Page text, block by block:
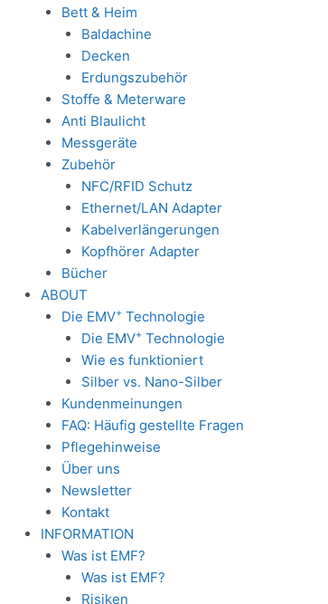
Bett & Heim
Baldachine
Decken
Erdungszubehör
Stoffe & Meterware
Anti Blaulicht
Messgeräte
Zubehör
NFC/RFID Schutz
Ethernet/LAN Adapter
Kabelverlängerungen
Kopfhörer Adapter
Bücher
ABOUT
Die EMV+Technologie
Die EMV+ Technologie
Wie es funktioniert
Silber vs. Nano-Silber
Kundenmeinungen
FAQ: Häufig gestellte Fragen
Pflegehinweise
Über uns
Newsletter
Kontakt
INFORMATION
Was ist EMF?
Was ist EMF?
Risiken